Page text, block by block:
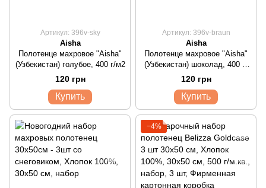
Артикул: 396v-sky
Aisha
Полотенце махровое "Aisha"
(Узбекистан) голубое, 400 г/м2
120 грн
Купить
Артикул: 396v-braun
Aisha
Полотенце махровое "Aisha"
(Узбекистан) шоколад, 400 г/
м3
120 грн
Купить
−4%